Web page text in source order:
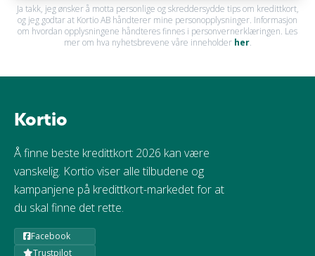
Ja takk, jeg ønsker å motta personlige og skreddersydde tips om kredittkort,
og jeg godtar at Kortio AB håndterer mine personopplysninger. Informasjon
om hvordan opplysningene håndteres finnes i personvernerklæringen. Les
mer om hva nyhetsbrevene våre inneholder her.
Kortio
Å finne beste kredittkort 2026 kan være
vanskelig. Kortio viser alle tilbudene og
kampanjene på kredittkort-markedet for at
du skal finne det rette.
Facebook
Trustpilot